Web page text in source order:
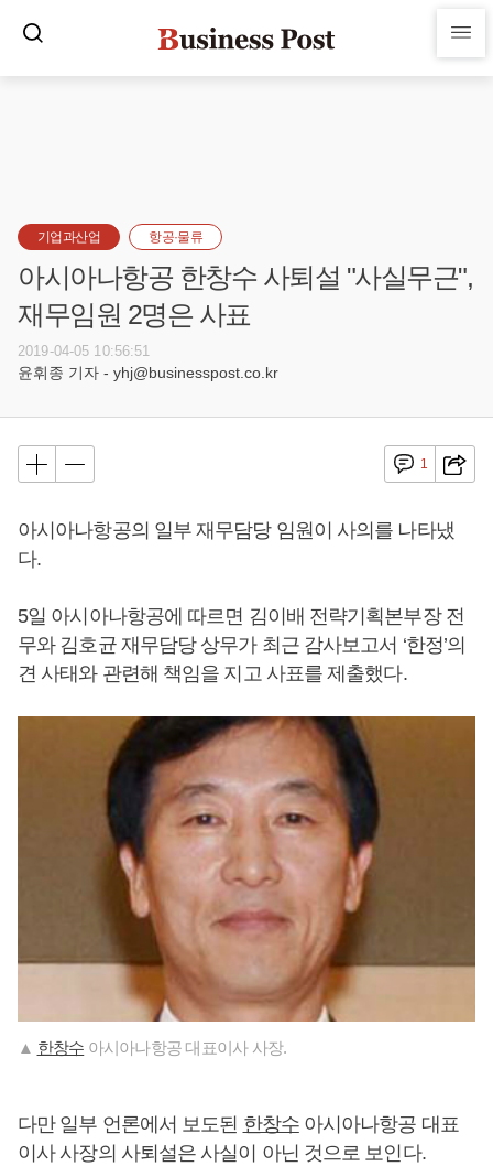
기업과산업 항공·물류
아시아나항공 한창수 사퇴설 "사실무근",
재무임원 2명은 사표
2019-04-05 10:56:51
윤휘종 기자 - yhj@businesspost.co.kr
1
아시아나항공의 일부 재무담당 임원이 사의를 나타냈
다.
5일 아시아나항공에 따르면 김이배 전략기획본부장 전
무와 김호균 재무담당 상무가 최근 감사보고서 ‘한정’의
견 사태와 관련해 책임을 지고 사표를 제출했다.
▲ 한창수 아시아나항공 대표이사 사장.
다만 일부 언론에서 보도된 한창수아시아나항공 대표
이사 사장의 사퇴설은 사실이 아닌 것으로 보인다.